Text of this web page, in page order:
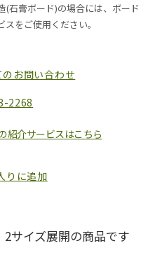
(石膏ボード)の場合には、ボード
をご使用ください。
お問い合わせ
2268
紹介サービスはこちら
りに追加
2サイズ展開の商品です